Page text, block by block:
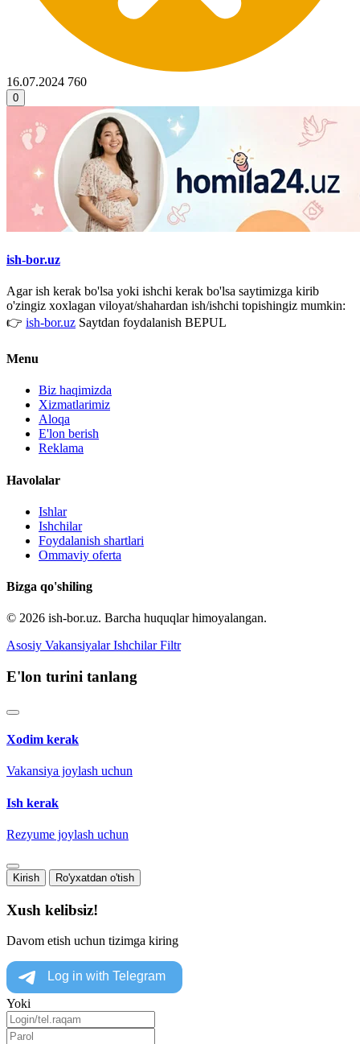
16.07.2024 760
0
ish-bor.uz
Agar ish kerak bo'lsa yoki ishchi kerak bo'lsa saytimizga kirib
o'zingiz xoxlagan viloyat/shahardan ish/ishchi topishingiz mumkin:
👉 ish-bor.uz Saytdan foydalanish BEPUL
Menu
Biz haqimizda
Xizmatlarimiz
Aloqa
E'lon berish
Reklama
Havolalar
Ishlar
Ishchilar
Foydalanish shartlari
Ommaviy oferta
Bizga qo'shiling
© 2026 ish-bor.uz. Barcha huquqlar himoyalangan.
Asosiy Vakansiyalar Ishchilar Filtr
E'lon turini tanlang
Xodim kerak
Vakansiya joylash uchun
Ish kerak
Rezyume joylash uchun
Kirish Ro'yxatdan o'tish
Xush kelibsiz!
Davom etish uchun tizimga kiring
Yoki